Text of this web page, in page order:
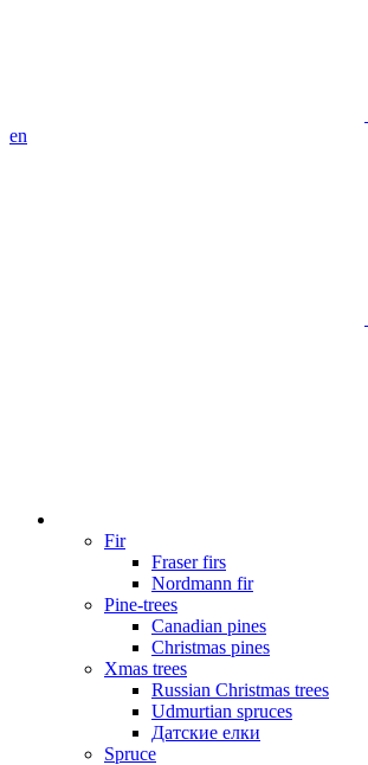
en
Fir
Fraser firs
Nordmann fir
Pine-trees
Canadian pines
Christmas pines
Xmas trees
Russian Christmas trees
Udmurtian spruces
Датские елки
Spruce